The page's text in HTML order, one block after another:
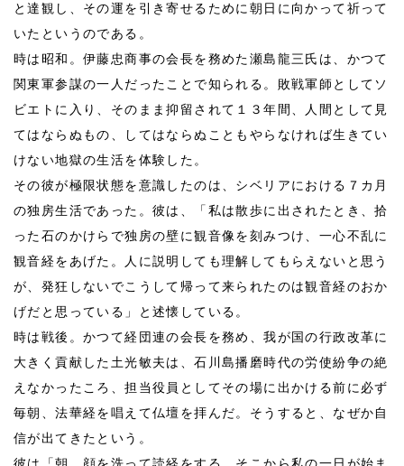
と達観し、その運を引き寄せるために朝日に向かって祈って
いたというのである。
時は昭和。伊藤忠商事の会長を務めた瀬島龍三氏は、かつて
関東軍参謀の一人だったことで知られる。敗戦軍師としてソ
ビエトに入り、そのまま抑留されて１３年間、人間として見
てはならぬもの、してはならぬこともやらなければ生きてい
けない地獄の生活を体験した。
その彼が極限状態を意識したのは、シベリアにおける７カ月
の独房生活であった。彼は、「私は散歩に出されたとき、拾
った石のかけらで独房の壁に観音像を刻みつけ、一心不乱に
観音経をあげた。人に説明しても理解してもらえないと思う
が、発狂しないでこうして帰って来られたのは観音経のおか
げだと思っている」と述懐している。
時は戦後。かつて経団連の会長を務め、我が国の行政改革に
大きく貢献した土光敏夫は、石川島播磨時代の労使紛争の絶
えなかったころ、担当役員としてその場に出かける前に必ず
毎朝、法華経を唱えて仏壇を拝んだ。そうすると、なぜか自
信が出てきたという。